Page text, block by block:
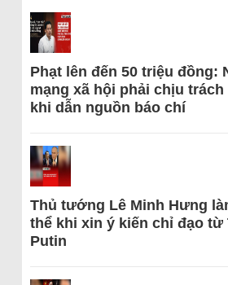
Phạt lên đến 50 triệu đồng:
mạng xã hội phải chịu
khi dẫn nguồn báo chí
Thủ tướng Lê Minh Hưng
thể khi xin ý kiến chỉ đạo từ
Putin